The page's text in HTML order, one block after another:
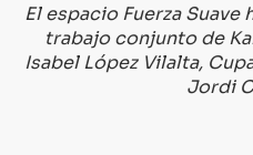
El espacio Fuerza
trabajo conjunto de
Isabel López Vilalta,
Jordi